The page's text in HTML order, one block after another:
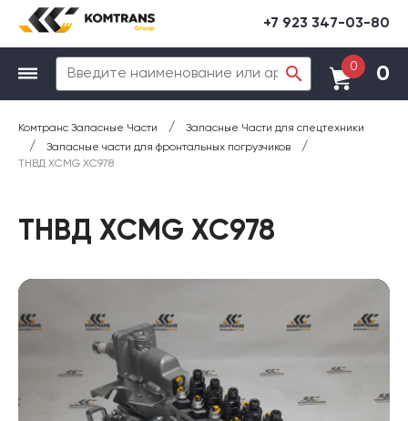
+7 923 347-03-80
0 0
Комтранс Запасные Части / Запасные Части для спецтехники
/ Запасные части для фронтальных погрузчиков /
ТНВД XCMG XC978
ТНВД XCMG XC978